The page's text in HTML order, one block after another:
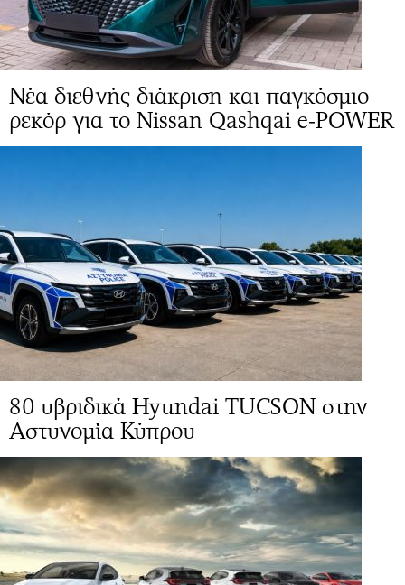
Νέα διεθνής διάκριση και παγκόσμιο
ρεκόρ για το Nissan Qashqai e-POWER
80 υβριδικά Hyundai TUCSON στην
Αστυνομία Κύπρου